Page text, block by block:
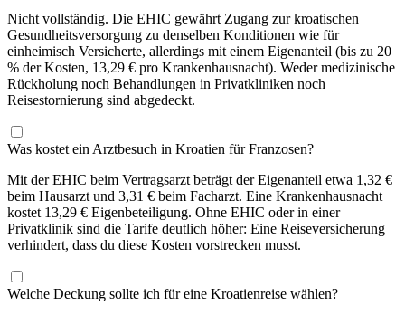
Nicht vollständig. Die EHIC gewährt Zugang zur kroatischen
Gesundheitsversorgung zu denselben Konditionen wie für
einheimisch Versicherte, allerdings mit einem Eigenanteil (bis zu 20
% der Kosten, 13,29 € pro Krankenhausnacht). Weder medizinische
Rückholung noch Behandlungen in Privatkliniken noch
Reisestornierung sind abgedeckt.
Was kostet ein Arztbesuch in Kroatien für Franzosen?
Mit der EHIC beim Vertragsarzt beträgt der Eigenanteil etwa 1,32 €
beim Hausarzt und 3,31 € beim Facharzt. Eine Krankenhausnacht
kostet 13,29 € Eigenbeteiligung. Ohne EHIC oder in einer
Privatklinik sind die Tarife deutlich höher: Eine Reiseversicherung
verhindert, dass du diese Kosten vorstrecken musst.
Welche Deckung sollte ich für eine Kroatienreise wählen?